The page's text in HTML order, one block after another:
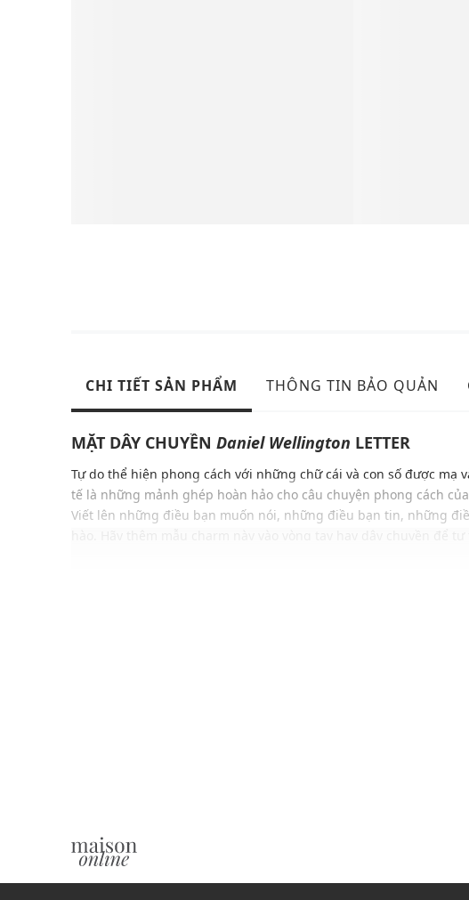
CHI TIẾT SẢN PHẨM THÔNG TIN BẢO QUẢN
MẶT DÂY CHUYỀN Daniel Wellington LETTER
Tự do thể hiện phong cách với những chữ cái và con số được mạ
tế là những mảnh ghép hoàn hảo cho câu chuyện phong cách
Viết lên những điều bạn muốn nói, những điều bạn tin, những